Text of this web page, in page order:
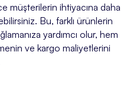
müşterilerin ihtiyacına daha
Bu, farklı ürünlerin
yardımcı olur, hem
ve kargo maliyetlerini